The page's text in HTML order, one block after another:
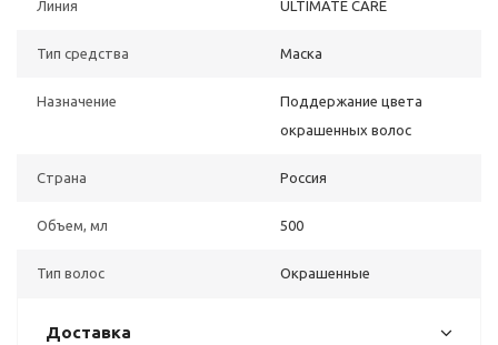
Линия ULTIMATE CARE
Тип средства Маска
Назначение
Поддержание цвета
окрашенных волос
Страна Россия
Объем, мл 500
Тип волос Окрашенные
Доставка